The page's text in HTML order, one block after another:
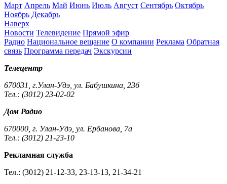
Март Апрель Май Июнь Июль Август Сентябрь Октябрь
Ноябрь Декабрь
Наверх
Новости Телевидение Прямой эфир
Радио Национальное вещание О компании Реклама Обратная
связь Программа передач Экскурсии
Телецентр
670031, г.Улан-Удэ, ул. Бабушкина, 23б
Тел.: (3012) 23-02-02
Дом Радио
670000, г. Улан-Удэ, ул. Ербанова, 7а
Тел.: (3012) 21-23-10
Рекламная служба
Тел.: (3012) 21-12-33, 23-13-13, 21-34-21